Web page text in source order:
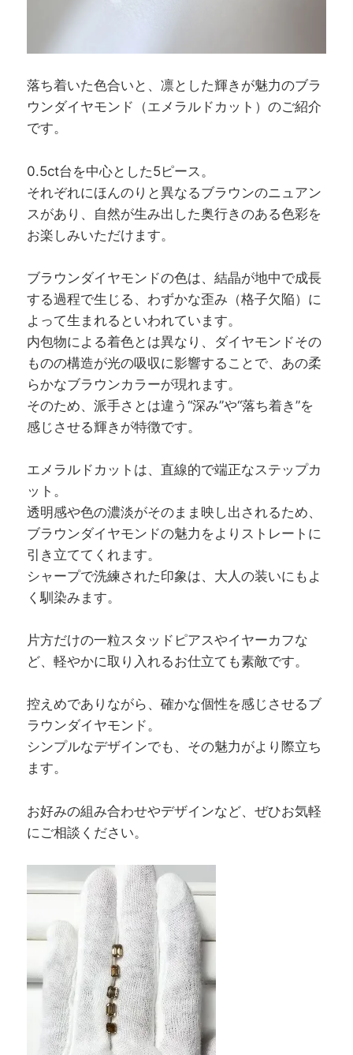
落ち着いた色合いと、凛とした輝きが魅力のブラ
ウンダイヤモンド（エメラルドカット）のご紹介
です。
0.5ct台を中心とした5ピース。
それぞれにほんのりと異なるブラウンのニュアン
スがあり、自然が生み出した奥行きのある色彩を
お楽しみいただけます。
ブラウンダイヤモンドの色は、結晶が地中で成長
する過程で生じる、わずかな歪み（格子欠陥）に
よって生まれるといわれています。
内包物による着色とは異なり、ダイヤモンドその
ものの構造が光の吸収に影響することで、あの柔
らかなブラウンカラーが現れます。
そのため、派手さとは違う“深み”や“落ち着き”を
感じさせる輝きが特徴です。
エメラルドカットは、直線的で端正なステップカ
ット。
透明感や色の濃淡がそのまま映し出されるため、
ブラウンダイヤモンドの魅力をよりストレートに
引き立ててくれます。
シャープで洗練された印象は、大人の装いにもよ
く馴染みます。
片方だけの一粒スタッドピアスやイヤーカフな
ど、軽やかに取り入れるお仕立ても素敵です。
控えめでありながら、確かな個性を感じさせるブ
ラウンダイヤモンド。
シンプルなデザインでも、その魅力がより際立ち
ます。
お好みの組み合わせやデザインなど、ぜひお気軽
にご相談ください。